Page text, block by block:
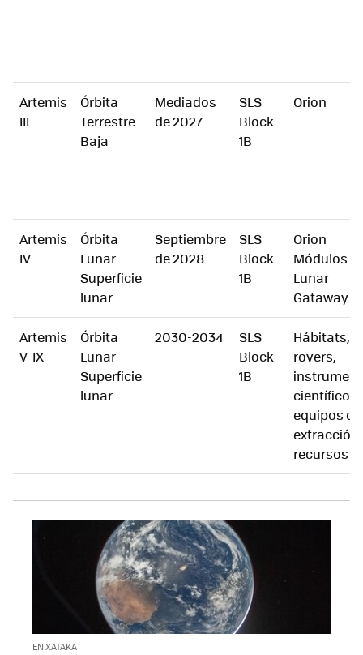
Artemis
III
Órbita
Terrestre
Baja
Mediados
de 2027
SLS
Block
1B
Orion
Artemis
IV
Órbita
Lunar
Superficie
lunar
Septiembre
de 2028
SLS
Block
1B
Orion
Módulos
Lunar
Gataway
Artemis
V-IX
Órbita
Lunar
Superficie
lunar
2030-2034
SLS
Block
1B
Hábitats,
rovers,
científicos
equipos de
extracción
recursos
EN XATAKA